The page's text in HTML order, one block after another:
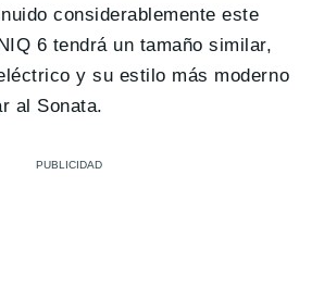
considerablemente este
6 tendrá un tamaño similar,
y su estilo más moderno
al Sonata.